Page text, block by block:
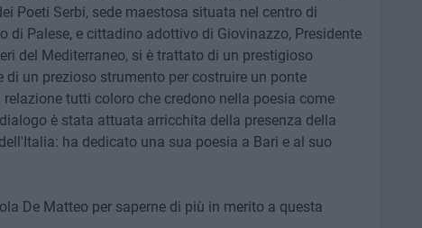
Poeti Serbi, sede maestosa situata nel centro di
di Palese, e cittadino adottivo di Giovinazzo, Presidente
del Mediterraneo, si è trattato di un prestigioso
un prezioso strumento per costruire un ponte
tutti coloro che credono nella poesia come
è stata attuata arricchita della presenza della
ha dedicato una sua poesia a Bari e al suo
De Matteo per saperne di più in merito a questa